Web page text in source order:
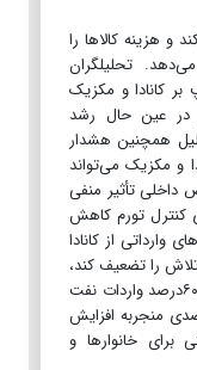
و هزینه کالاها را
تحلیلگران
کانادا و مکزیک
افزایش و در عین حال رشد
تحلیل همچنین هشدار
و مکزیک می‌تواند
داخلی تأثیر منفی
کنترل تورم کاهش
وارداتی از کانادا
را تضعیف کند،
مگر اینکه معافیت‌هایی در نظر گرفته شود. ۶۰درصد واردات نفت
انجام می‌شود و تعرفه ۲۵درصدی منجربه افزایش
برای خانوارها و